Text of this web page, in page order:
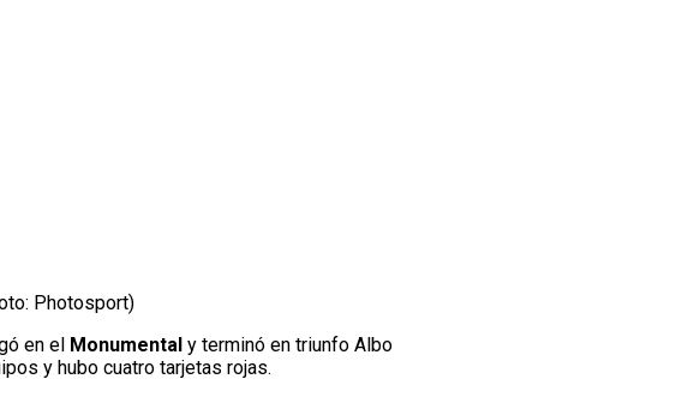
Photosport)
en el Monumental y terminó en triunfo Albo
y hubo cuatro tarjetas rojas.